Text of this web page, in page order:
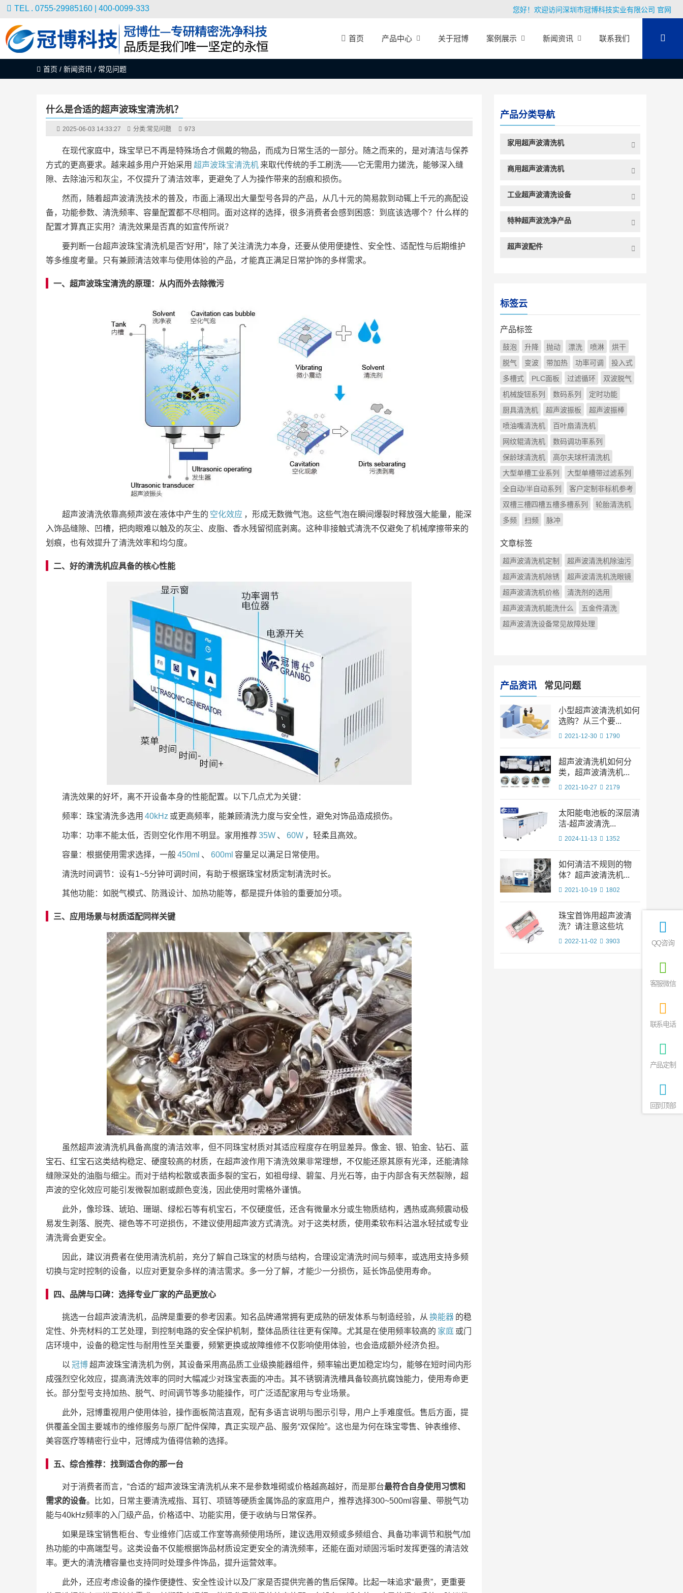
TEL . 0755-29985160 | 400-0099-333 您好！欢迎访问深圳市冠博科技实业有限公司 官网
首页 产品中心 关于冠博 案例展示 新闻资讯 联系我们
首页 / 新闻资讯 / 常见问题
什么是合适的超声波珠宝清洗机？
2025-06-03 14:33:27 分类:常见问题 973
在现代家庭中，珠宝早已不再是特殊场合才佩戴的物品，而成为日常生活的一部分。随之而来的，是对清洁与保养
方式的更高要求。越来越多用户开始采用 超声波珠宝清洗机 来取代传统的手工刷洗——它无需用力搓洗，能够深入缝
隙、去除油污和灰尘，不仅提升了清洁效率，更避免了人为操作带来的刮痕和损伤。
然而，随着超声波清洗技术的普及，市面上涌现出大量型号各异的产品，从几十元的简易款到动辄上千元的高配设
备，功能参数、清洗频率、容量配置都不尽相同。面对这样的选择，很多消费者会感到困惑：到底该选哪个？什么样的
配置才算真正实用？清洗效果是否真的如宣传所说？
要判断一台超声波珠宝清洗机是否“好用”，除了关注清洗力本身，还要从使用便捷性、安全性、适配性与后期维护
等多维度考量。只有兼顾清洁效率与使用体验的产品，才能真正满足日常护饰的多样需求。
一、超声波珠宝清洗的原理：从内而外去除微污
超声波清洗依靠高频声波在液体中产生的 空化效应 ，形成无数微气泡。这些气泡在瞬间爆裂时释放强大能量，能深
入饰品缝隙、凹槽，把肉眼难以触及的灰尘、皮脂、香水残留彻底剥离。这种非接触式清洗不仅避免了机械摩擦带来的
划痕，也有效提升了清洗效率和均匀度。
二、好的清洗机应具备的核心性能
清洗效果的好坏，离不开设备本身的性能配置。以下几点尤为关键：
频率：珠宝清洗多选用 40kHz 或更高频率，能兼顾清洗力度与安全性，避免对饰品造成损伤。
功率：功率不能太低，否则空化作用不明显。家用推荐 35W 、 60W ，轻柔且高效。
容量：根据使用需求选择，一般 450ml 、 600ml 容量足以满足日常使用。
清洗时间调节：设有1~5分钟可调时间，有助于根据珠宝材质定制清洗时长。
其他功能：如脱气模式、防溅设计、加热功能等，都是提升体验的重要加分项。
三、应用场景与材质适配同样关键
虽然超声波清洗机具备高度的清洁效率，但不同珠宝材质对其适应程度存在明显差异。像金、银、铂金、钻石、蓝
宝石、红宝石这类结构稳定、硬度较高的材质，在超声波作用下清洗效果非常理想，不仅能还原其原有光泽，还能清除
缝隙深处的油脂与细尘。而对于结构松散或表面多裂的宝石，如祖母绿、碧玺、月光石等，由于内部含有天然裂隙，超
声波的空化效应可能引发微裂加剧或颜色变浅，因此使用时需格外谨慎。
此外，像珍珠、琥珀、珊瑚、绿松石等有机宝石，不仅硬度低，还含有微量水分或生物质结构，遇热或高频震动极
易发生剥落、脱壳、褪色等不可逆损伤，不建议使用超声波方式清洗。对于这类材质，使用柔软布料沾温水轻拭或专业
清洗膏会更安全。
因此，建议消费者在使用清洗机前，充分了解自己珠宝的材质与结构，合理设定清洗时间与频率，或选用支持多频
切换与定时控制的设备，以应对更复杂多样的清洁需求。多一分了解，才能少一分损伤，延长饰品使用寿命。
四、品牌与口碑：选择专业厂家的产品更放心
挑选一台超声波清洗机，品牌是重要的参考因素。知名品牌通常拥有更成熟的研发体系与制造经验，从 换能器 的稳
定性、外壳材料的工艺处理，到控制电路的安全保护机制，整体品质往往更有保障。尤其是在使用频率较高的 家庭 或门
店环境中，设备的稳定性与耐用性至关重要，频繁更换或故障维修不仅影响使用体验，也会造成额外经济负担。
以 冠博 超声波珠宝清洗机为例，其设备采用高品质工业级换能器组件，频率输出更加稳定均匀，能够在短时间内形
成强烈空化效应，提高清洗效率的同时大幅减少对珠宝表面的冲击。其不锈钢清洗槽具备较高抗腐蚀能力，使用寿命更
长。部分型号支持加热、脱气、时间调节等多功能操作，可广泛适配家用与专业场景。
此外，冠博重视用户使用体验，操作面板简洁直观，配有多语言说明与图示引导，用户上手难度低。售后方面，提
供覆盖全国主要城市的维修服务与原厂配件保障，真正实现产品、服务“双保险”。这也是为何在珠宝零售、钟表维修、
美容医疗等精密行业中，冠博成为值得信赖的选择。
五、综合推荐：找到适合你的那一台
对于消费者而言，“合适的”超声波珠宝清洗机从来不是参数堆砌或价格越高越好，而是那台最符合自身使用习惯和
需求的设备。比如，日常主要清洗戒指、耳钉、项链等硬质金属饰品的家庭用户，推荐选择300~500ml容量、带脱气功
能与40kHz频率的入门级产品，价格适中、功能实用，便于收纳与日常保养。
如果是珠宝销售柜台、专业维修门店或工作室等高频使用场所，建议选用双频或多频组合、具备功率调节和脱气/加
热功能的中高端型号。这类设备不仅能根据饰品材质设定更安全的清洗频率，还能在面对顽固污垢时发挥更强的清洁效
率。更大的清洗槽容量也支持同时处理多件饰品，提升运营效率。
此外，还应考虑设备的操作便捷性、安全性设计以及厂家是否提供完善的售后保障。比起一味追求“最贵”，更重要
产品分类导航
家用超声波清洗机
商用超声波清洗机
工业超声波清洗设备
特种超声波洗净产品
超声波配件
标签云
产品标签
鼓泡 升降 抛动 漂洗 喷淋
烘干
脱气
变波 带加热 功率可调
投入式
多槽式
PLC面板 过滤循环
双波脱气
机械旋钮系列
数码系列
定时功能
厨具清洗机
超声波振板
超声波振棒
喷油嘴清洗机
百叶扇清洗机
网纹辊清洗机
数码调功率系列
保龄球清洗机
高尔夫球杆清洗机
大型单槽工业系列
大型单槽带过滤系列
全自动/半自动系列
客户定制非标机参考
双槽三槽四槽五槽多槽系列
轮胎清洗机
多频
扫频 脉冲
文章标签
超声波清洗机定制
超声波清洗机除油污
超声波清洗机除锈
超声波清洗机洗眼镜
超声波清洗机价格
清洗剂的选用
超声波清洗机能洗什么
五金件清洗
超声波清洗设备常见故障处理
产品资讯 常见问题
小型超声波清洗机如何
选购？从三个要...
2021-12-30 1790
超声波清洗机如何分
类，超声波清洗机...
2021-10-27 2179
太阳能电池板的深层清
洁-超声波清洗...
2024-11-13 1352
如何清洁不规则的物
体？超声波清洗机...
2021-10-19 1802
珠宝首饰用超声波清
洗？请注意这些坑
2022-11-02 3903 QQ咨询
客服微信
联系电话
产品定制
回到顶部